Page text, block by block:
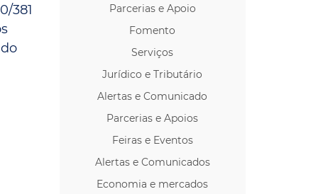
p/ Locação
381
Parcerias e Apoio
Fomento
Serviços
Jurídico e Tributário
Alertas e Comunicado
Parcerias e Apoios
Feiras e Eventos
Alertas e Comunicados
Economia e mercados